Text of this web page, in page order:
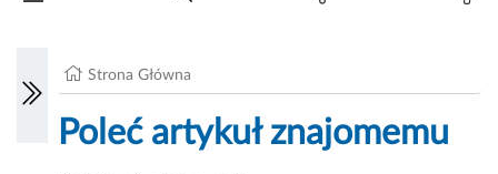
Strona Główna
Poleć artykuł znajomemu